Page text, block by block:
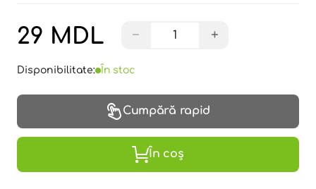
29 MDL − +
Disponibilitate: În stoc
Cumpără rapid
În coș